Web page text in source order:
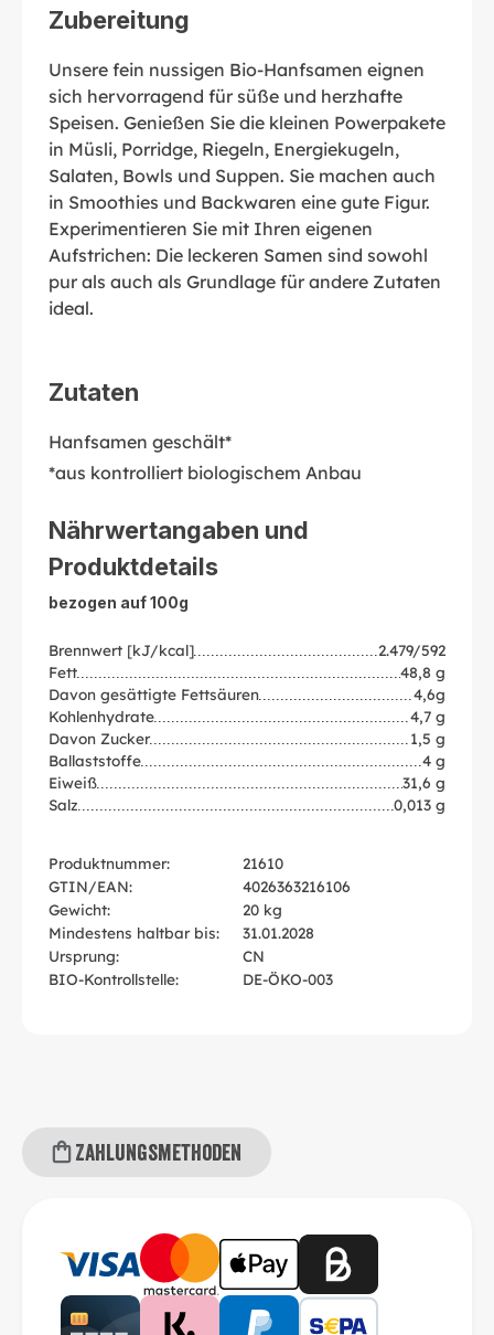
Zubereitung
Unsere fein nussigen Bio-Hanfsamen eignen
sich hervorragend für süße und herzhafte
Speisen. Genießen Sie die kleinen Powerpakete
in Müsli, Porridge, Riegeln, Energiekugeln,
Salaten, Bowls und Suppen. Sie machen auch
in Smoothies und Backwaren eine gute Figur.
Experimentieren Sie mit Ihren eigenen
Aufstrichen: Die leckeren Samen sind sowohl
pur als auch als Grundlage für andere Zutaten
ideal.
Zutaten
Hanfsamen geschält*
*aus kontrolliert biologischem Anbau
Nährwertangaben und
Produktdetails
bezogen auf 100g
Brennwert [kJ/kcal]
2.479/592
Fett
48,8 g
Davon gesättigte Fettsäuren
4,6g
Kohlenhydrate
4,7 g
Davon Zucker
1,5 g
Ballaststoffe
4 g
Eiweiß
31,6 g
Salz
0,013 g
Produktnummer:
21610
GTIN/EAN:
4026363216106
Gewicht:
20 kg
Mindestens haltbar bis:
31.01.2028
Ursprung:
CN
BIO-Kontrollstelle:
DE-ÖKO-003
Zahlungsmethoden